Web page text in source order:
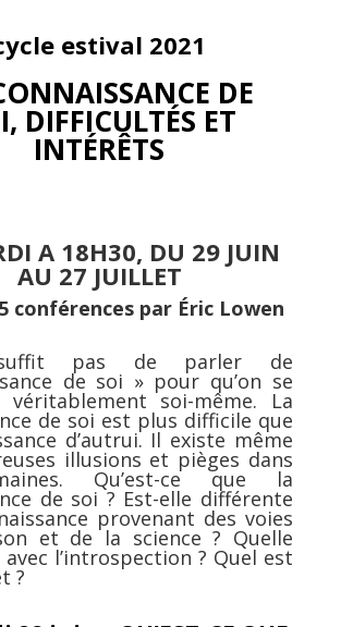
estival 2021
DE
DIFFICULTÉS ET
INTÉRÊTS
A 18H30, DU 29 JUIN
AU 27 JUILLET
conférences par Éric Lowen
pas de parler de
de soi » pour qu’on se
véritablement soi-même. La
de soi est plus difficile que
d’autrui. Il existe même
illusions et pièges dans
Qu’est-ce que la
de soi ? Est-elle différente
provenant des voies
et de la science ? Quelle
l’introspection ? Quel est
?